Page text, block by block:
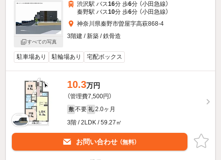
すべての写真
渋沢駅 バス16分 歩6分 （小田急線）
秦野駅 バス10分 歩6分 （小田急線）
神奈川県秦野市曽屋字高萩868-4
3階建 / 新築 / 鉄骨造
駐車場あり 駐輪場あり 宅配ボックス
10.3万円
（管理費7,500円）
敷 不要 礼 2.0ヶ月
3階 / 2LDK / 59.27㎡
お問い合わせ （無料）